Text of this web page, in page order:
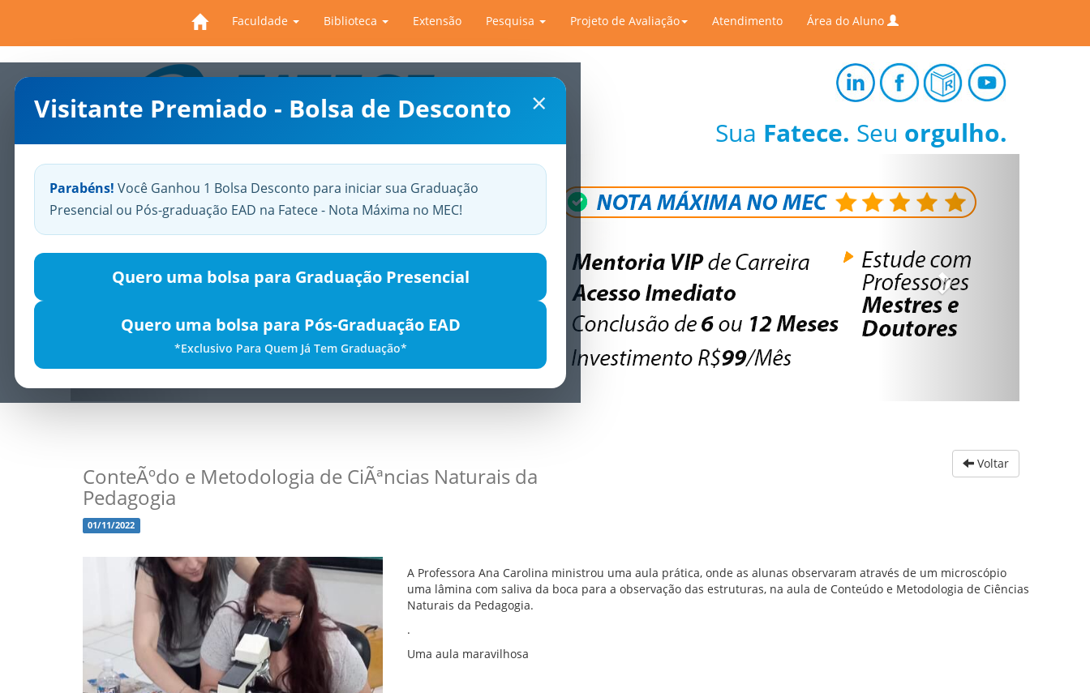
Faculdade Biblioteca Extensão Pesquisa Projeto de Avaliação Atendimento Área do Aluno
×
Visitante Premiado - Bolsa de Desconto
Parabéns! Você Ganhou 1 Bolsa Desconto para iniciar sua Graduação
Presencial ou Pós-graduação EAD na Fatece - Nota Máxima no MEC!
Quero uma bolsa para Graduação Presencial
Quero uma bolsa para Pós-Graduação EAD
*Exclusivo Para Quem Já Tem Graduação*
Sua Fatece. Seu orgulho.
Previous
ConteÃºdo e Metodologia de CiÃªncias Naturais da
Pedagogia
01/11/2022
Voltar
A Professora Ana Carolina ministrou uma aula prática, onde as alunas observaram através de um microscópio
uma lâmina com saliva da boca para a observação das estruturas, na aula de Conteúdo e Metodologia de Ciências
Naturais da Pedagogia.
.
Uma aula maravilhosa